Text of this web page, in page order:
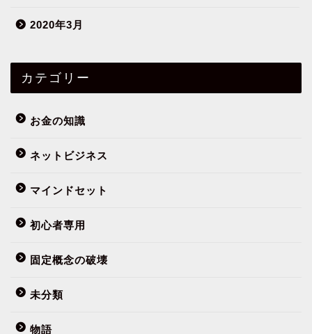
2020年3月
カテゴリー
お金の知識
ネットビジネス
マインドセット
初心者専用
固定概念の破壊
未分類
物語